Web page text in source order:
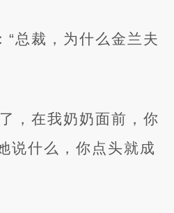
“总裁，为什么金兰夫
，在我奶奶面前，你
说什么，你点头就成